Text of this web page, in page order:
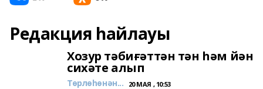
Редакция һайлауы
Хозур тәбиғәттән тән һәм йән
сихәте алып
Төрлөһөнән... 20 МАЯ , 10:53